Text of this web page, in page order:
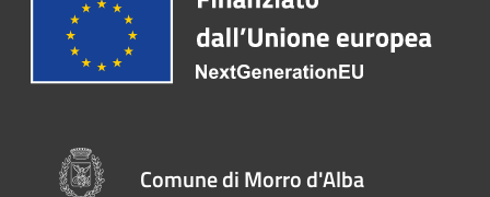
Comune di Morro d'Alba